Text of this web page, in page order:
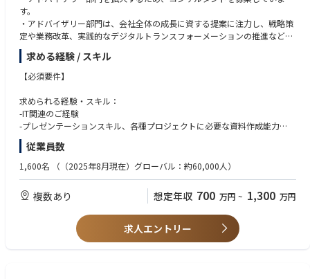
・市民開発支援：COEの立ち上げや教育など、市民開発推進のための支援
を実施する。​
例：トレーニングやワークショップの実施​
■SharePoint 使用スキル：TypeScript、C#、 PowerShell
SharePointのカスタマイズは、ポータルサイトや業務プロセスの効率化に
利用されます。​
・社内ポータルサイトの構築：部門ごとの情報を整理して、簡単にアクセ
スできるようにデザイン。​
例: 会社のニュース、従業員ハンドブック、プロジェクト進捗を一元管
理するポータルを作成。​
・カスタムWebパーツの作成（SPFx: SharePoint Framework）：標準機能
にはないUI/UXを提供するWebパーツを開発。​
例: リアルタイムのデータ表示やインタラクティブなグラフを埋め込
む。​
■Microsoft Teams 使用スキル：TypeScript、C#、PowerShell​
Teamsのカスタマイズは、会議、チャット、コラボレーション環境をさら
に効率化するために行われます。​
す。
・アドバイザリー部門は、会社全体の成長に資する提案に注力し、戦略策
定や業務改革、実践的なデジタルトランスフォーメーションの推進など、
企画と実行の両面からお客様に付加価値を提供しています。グローバル＆
デジタルの知見と豊富なソリューションを武器に、「ビジネス」「業務」
「システム」の3つの観点でクライアントに寄り添い、総合力でお客様の
コンサルタントとして、当社の持つ最先端のデジタル領域の知識・技術・
経験を掛け合わせ、クライアントに対し斬新かつ最適な提案や解決方法を
提示し、さらには新しいマーケットやビジネスの創出までをサポートして
的目線で語れる知見と熱意を持った方を求めております。
【業務詳細】
・提案活動のサポート（市場調査・提案書作成等）
・プロジェクトにおける資料作成・プロジェクトにおけるミーティング等
・プロジェクトKPI達成に向けた、クライアントまたは関係者等の調整
・クライアントとの関係構築（案件の継続に向けた主体的な活動）
求める経験 / スキル
【必須要件】
求められる経験・スキル：
-IT関連のご経験
-プレゼンテーションスキル、各種プロジェクトに必要な資料作成能力
-社内外における良好な関係構築能力-リーズナブルな理解力と優れた実行
能力
-スピード感をもった対応能力
【歓迎要件】
・プログラミング経験のある方、コンピューターサイエンスを修めた方
・特定のインダストリーもしくはソリューションについてリードできる知
識を有している方
・プロジェクトにおいて中心的な役割を経験してきた方
従業員数
1,600名 （（2025年8月現在）グローバル：約60,000人）
複数あり 想定年収 700 万円 ~ 1,300 万円
求人エントリー